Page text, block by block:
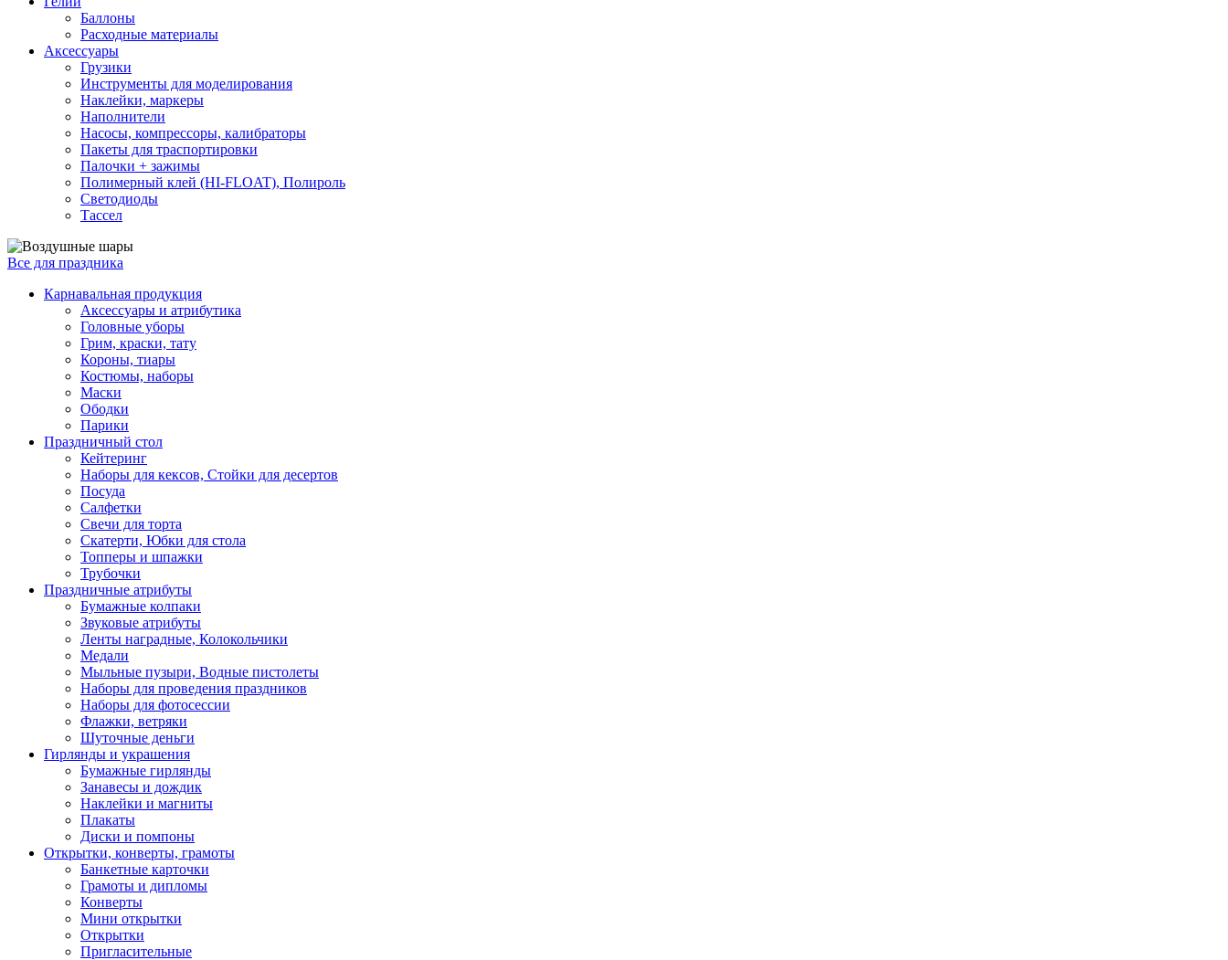
Баллоны
Расходные материалы
Аксессуары
Грузики
Инструменты для моделирования
Наклейки, маркеры
Наполнители
Насосы, компрессоры, калибраторы
Пакеты для траспортировки
Палочки + зажимы
Полимерный клей (HI-FLOAT), Полироль
Светодиоды
Тассел
Все для праздника
Карнавальная продукция
Аксессуары и атрибутика
Головные уборы
Грим, краски, тату
Короны, тиары
Костюмы, наборы
Маски
Ободки
Парики
Праздничный стол
Кейтеринг
Наборы для кексов, Стойки для десертов
Посуда
Салфетки
Свечи для торта
Скатерти, Юбки для стола
Топперы и шпажки
Трубочки
Праздничные атрибуты
Бумажные колпаки
Звуковые атрибуты
Ленты наградные, Колокольчики
Медали
Мыльные пузыри, Водные пистолеты
Наборы для проведения праздников
Наборы для фотосессии
Флажки, ветряки
Шуточные деньги
Гирлянды и украшения
Бумажные гирлянды
Занавесы и дождик
Наклейки и магниты
Плакаты
Диски и помпоны
Открытки, конверты, грамоты
Банкетные карточки
Грамоты и дипломы
Конверты
Мини открытки
Открытки
Пригласительные